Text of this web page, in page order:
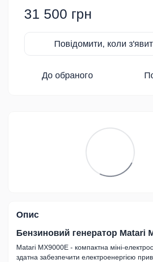
31 500 грн
Повідомити, коли
До обраного
Опис
Бензиновий генератор Matari
Matari MX9000E - компактна міні-
здатна забезпечити електроенергією